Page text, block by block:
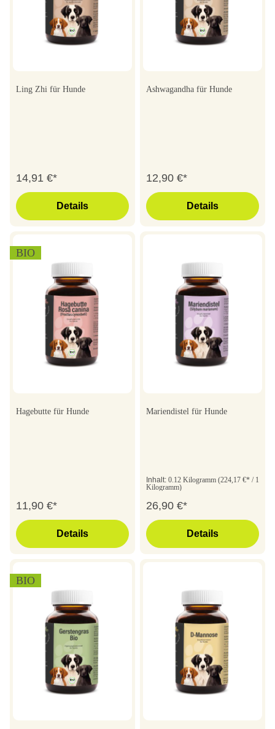
Ling Zhi für Hunde
14,91 €*
Details
Ashwagandha für Hunde
12,90 €*
Details
BIO
Hagebutte für Hunde
11,90 €*
Details
Mariendistel für Hunde
Inhalt: 0.12 Kilogramm (224,17 €* / 1
Kilogramm)
26,90 €*
Details
BIO